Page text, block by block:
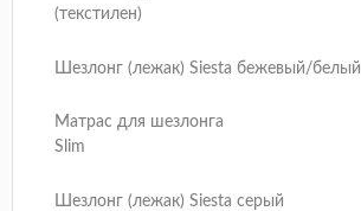
(текстилен)
Шезлонг (лежак) Siesta бежевый/белый
Матрас для шезлонга
Slim
Шезлонг (лежак) Siesta серый